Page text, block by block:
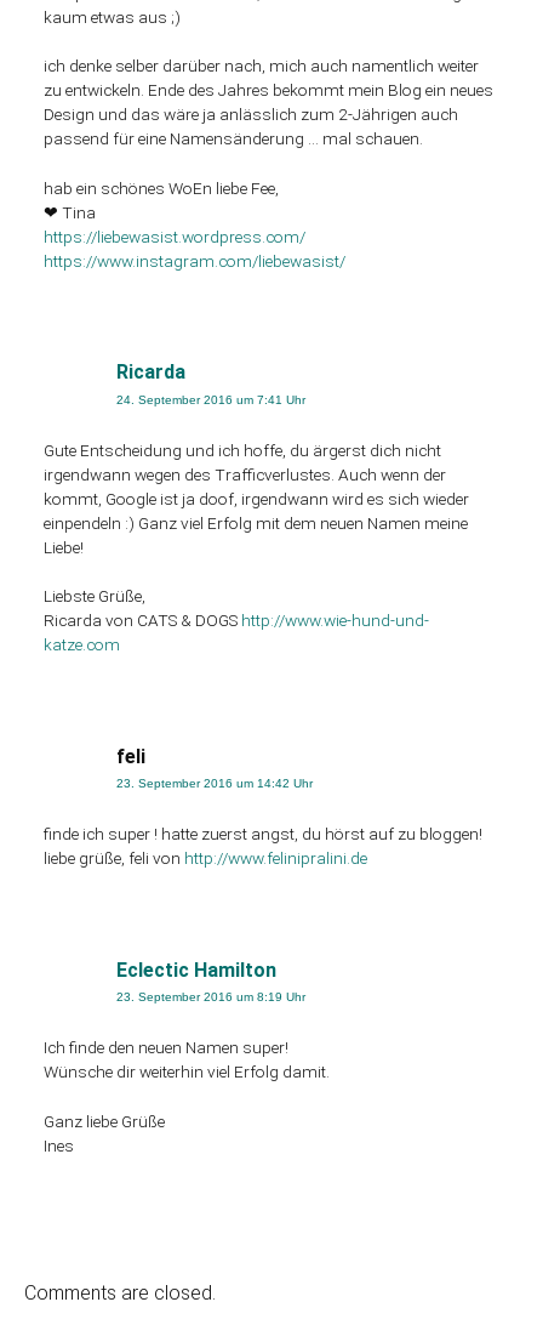
kaum etwas aus ;)
ich denke selber darüber nach, mich auch namentlich weiter
zu entwickeln. Ende des Jahres bekommt mein Blog ein neues
Design und das wäre ja anlässlich zum 2-Jährigen auch
passend für eine Namensänderung … mal schauen.
hab ein schönes WoEn liebe Fee,
❤ Tina
https://liebewasist.wordpress.com/
https://www.instagram.com/liebewasist/
Ricarda
24. September 2016 um 7:41 Uhr
Gute Entscheidung und ich hoffe, du ärgerst dich nicht
irgendwann wegen des Trafficverlustes. Auch wenn der
kommt, Google ist ja doof, irgendwann wird es sich wieder
einpendeln :) Ganz viel Erfolg mit dem neuen Namen meine
Liebe!
Liebste Grüße,
Ricarda von CATS & DOGS http://www.wie-hund-und-
katze.com
feli
23. September 2016 um 14:42 Uhr
finde ich super ! hatte zuerst angst, du hörst auf zu bloggen!
liebe grüße, feli von http://www.felinipralini.de
Eclectic Hamilton
23. September 2016 um 8:19 Uhr
Ich finde den neuen Namen super!
Wünsche dir weiterhin viel Erfolg damit.
Ganz liebe Grüße
Ines
Comments are closed.